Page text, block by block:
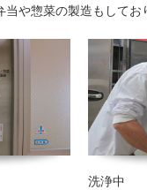
や惣菜の製造もしてお
洗浄中